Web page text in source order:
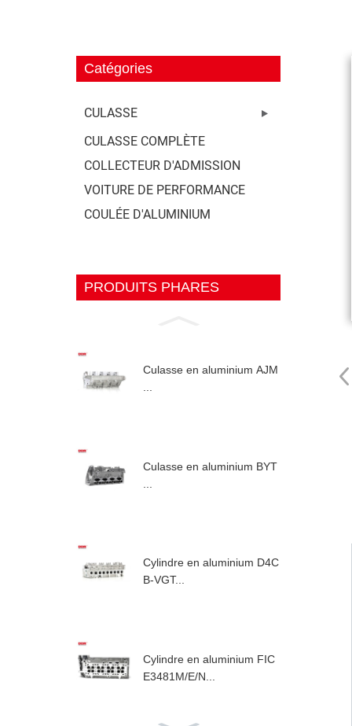
Catégories
CULASSE
CULASSE COMPLÈTE
COLLECTEUR D'ADMISSION
VOITURE DE PERFORMANCE
COULÉE D'ALUMINIUM
PRODUITS PHARES
Culasse en aluminium AJM
...
Culasse en aluminium BYT
Cylindre en aluminium D4C
B-VGT...
Cylindre en aluminium FIC
E3481M/E/N...